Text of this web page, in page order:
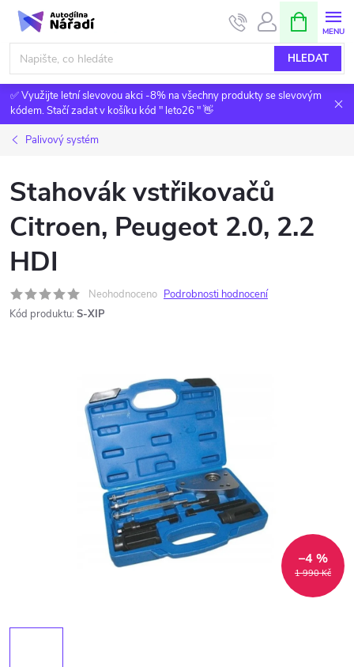
Přejít
obsah
HLEDAT
NÁKUPNÍ
KOŠÍK
✅ Využijte letní slevovou akci -8% na všechny produkty se slevovým
kódem. Stačí zadat v košíku kód " leto26 " 👋
Palivový systém
Stahovák vstřikovačů
Citroen, Peugeot 2.0, 2.2
HDI
Neohodnoceno Podrobnosti hodnocení
Kód produktu: S-XIP
1 990 Kč
–4 %